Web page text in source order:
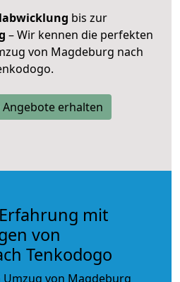
bis zur
– Wir kennen die perfekten
von Magdeburg nach
Angebote erhalten
mit
von
Tenkodogo
Umzug von Magdeburg